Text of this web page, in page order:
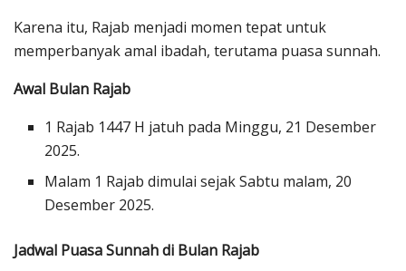
Karena itu, Rajab menjadi momen tepat untuk
memperbanyak amal ibadah, terutama puasa sunnah.
Awal Bulan Rajab
1 Rajab 1447 H jatuh pada Minggu, 21 Desember
2025.
Malam 1 Rajab dimulai sejak Sabtu malam, 20
Desember 2025.
Jadwal Puasa Sunnah di Bulan Rajab